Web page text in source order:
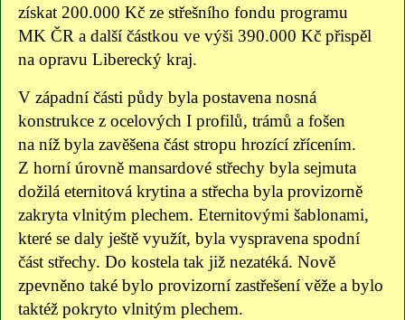
získat 200.000 Kč ze střešního fondu programu
MK ČR a další částkou ve výši 390.000 Kč přispěl
na opravu Liberecký kraj.
V západní části půdy byla postavena nosná
konstrukce z ocelových I profilů, trámů a fošen
na níž byla zavěšena část stropu hrozící zřícením.
Z horní úrovně mansardové střechy byla sejmuta
dožilá eternitová krytina a střecha byla provizorně
zakryta vlnitým plechem. Eternitovými šablonami,
které se daly ještě využít, byla vyspravena spodní
část střechy. Do kostela tak již nezatéká. Nově
zpevněno také bylo provizorní zastřešení věže a bylo
taktéž pokryto vlnitým plechem.